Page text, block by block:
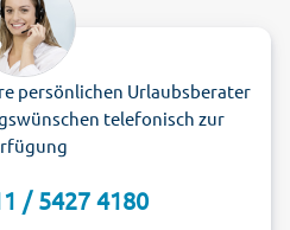
persönlichen Urlaubsberater
telefonisch zur
/ 5427 4180